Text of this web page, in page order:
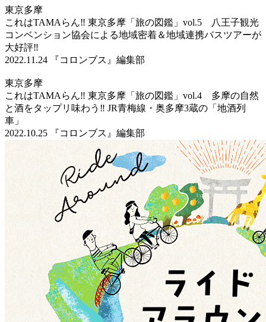
東京多摩
これはTAMAらん‼ 東京多摩「旅の図鑑」vol.5 八王子観光
コンベンション協会による地域密着＆地域連携バスツアーが
大好評‼
2022.11.24
『コロンブス』編集部
東京多摩
これはTAMAらん‼ 東京多摩「旅の図鑑」vol.4 多摩の自然
と酒をタップリ味わう‼ JR青梅線・奥多摩3蔵の「地酒列
車」
2022.10.25
『コロンブス』編集部